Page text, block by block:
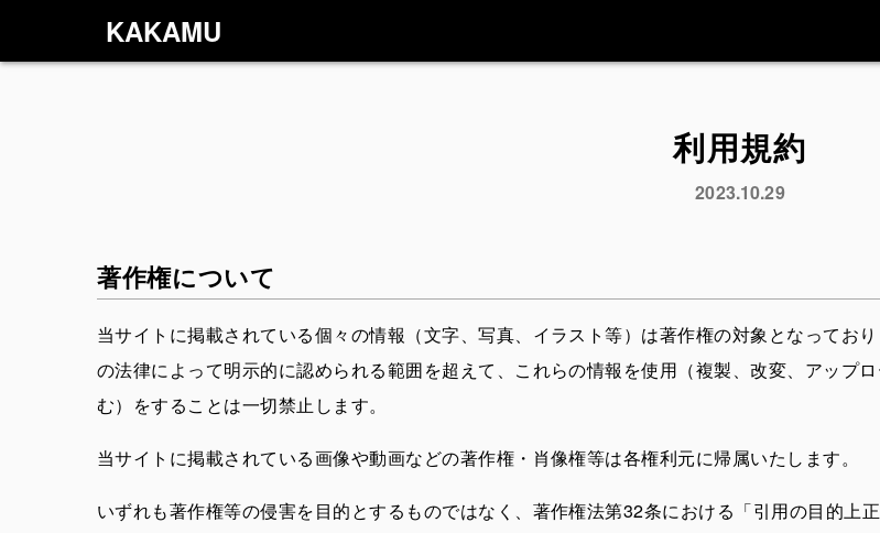
KAKAMU
利用規約
2023.10.29
著作権について
当サイトに掲載されている個々の情報（文字、写真、イラスト等）は著作権の対象となってお
の法律によって明示的に認められる範囲を超えて、これらの情報を使用（複製、改変、アップ
む）をすることは一切禁止します。
当サイトに掲載されている画像や動画などの著作権・肖像権等は各権利元に帰属いたします。
いずれも著作権等の侵害を目的とするものではなく、著作権法第32条における「引用の目的上